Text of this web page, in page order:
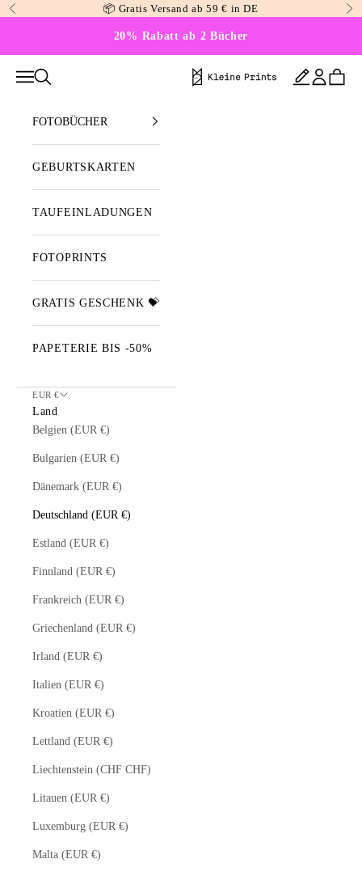
Zum Inhalt springen
Zurück 📦 Gratis Versand ab 59 € in DE Vor
20% Rabatt ab 2 Bücher
Kleine Prints
Menü
Suchen ProjekteAnmelden
FOTOBÜCHER
GEBURTSKARTEN
TAUFEINLADUNGEN
FOTOPRINTS
GRATIS GESCHENK 💝
PAPETERIE BIS -50%
EUR €
Land
Belgien (EUR €)
Bulgarien (EUR €)
Dänemark (EUR €)
Deutschland (EUR €)
Estland (EUR €)
Finnland (EUR €)
Frankreich (EUR €)
Griechenland (EUR €)
Irland (EUR €)
Italien (EUR €)
Kroatien (EUR €)
Lettland (EUR €)
Liechtenstein (CHF CHF)
Litauen (EUR €)
Luxemburg (EUR €)
Malta (EUR €)